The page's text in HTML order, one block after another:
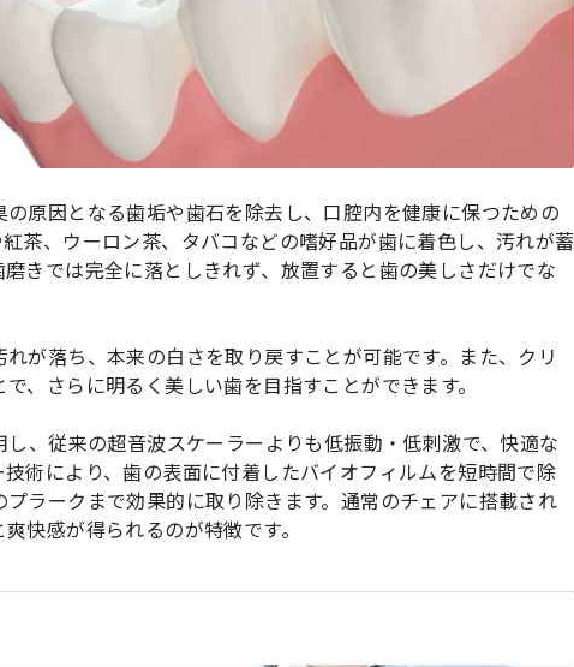
原因となる歯垢や歯石を除去し、口腔内を健康に保つための
茶、ウーロン茶、タバコなどの嗜好品が歯に着色し、汚れが蓄
きでは完全に落としきれず、放置すると歯の美しさだけでな
が落ち、本来の白さを取り戻すことが可能です。また、クリ
、さらに明るく美しい歯を目指すことができます。
、従来の超音波スケーラーよりも低振動・低刺激で、快適な
術により、歯の表面に付着したバイオフィルムを短時間で除
ラークまで効果的に取り除きます。通常のチェアに搭載され
快感が得られるのが特徴です。